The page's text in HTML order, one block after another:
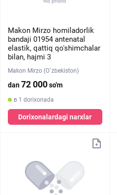
Makon Mirzo homiladorlik
bandaji 01954 antenatal
elastik, qattiq qo'shimchalar
bilan, hajmi 3
Makon Mirzo (O`zbekiston)
dan72 000so'm
в 1 dorixonada
Dorixonalardagi narxlar